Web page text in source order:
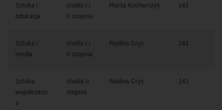
Sztuka i
edukacja
studia I i
II stopnia
Marta Kucharczyk 141
Sztuka i
media
studia I i
II stopnia
Paulina Gryc 141
Sztuka
współczesn
a
studia II
stopnia
Paulina Gryc 141